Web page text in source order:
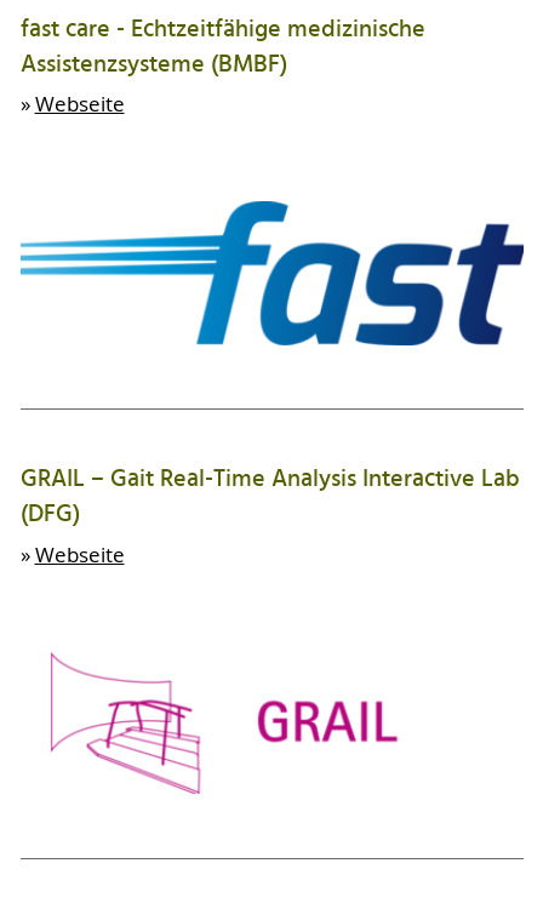
fast care - Echtzeitfähige medizinische
Assistenzsysteme (BMBF)
»Webseite
GRAIL – Gait Real-Time Analysis Interactive Lab
(DFG)
»Webseite